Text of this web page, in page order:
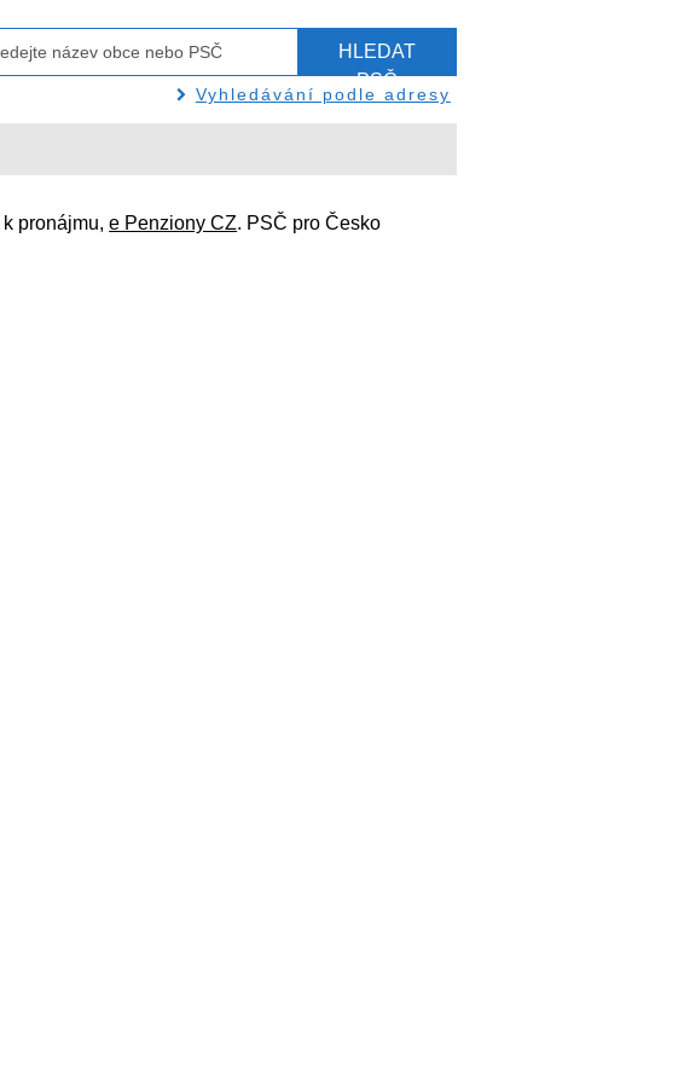
HLEDAT
PSČ
Vyhledávání podle adresy
k pronájmu,e Penziony CZ. PSČ pro Česko